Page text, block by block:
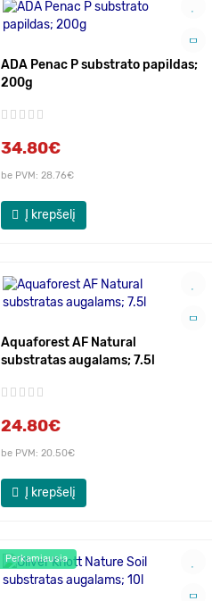
ADA Penac P substrato papildas;
200g
34.80€
be PVM: 28.76€
Į krepšelį
Aquaforest AF Natural
substratas augalams; 7.5l
24.80€
be PVM: 20.50€
Į krepšelį
Perkamiausia